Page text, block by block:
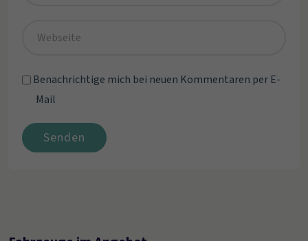
Benachrichtige mich bei neuen Kommentaren per E-
Mail
Senden